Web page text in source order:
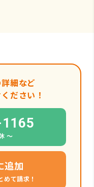
細など
ださい！
〜
追加
て請求！